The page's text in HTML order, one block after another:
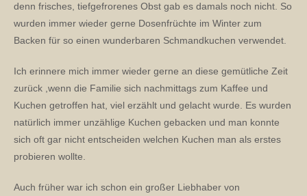
denn frisches, tiefgefrorenes Obst gab es damals noch nicht. So
wurden immer wieder gerne Dosenfrüchte im Winter zum
Backen für so einen wunderbaren Schmandkuchen verwendet.
Ich erinnere mich immer wieder gerne an diese gemütliche Zeit
zurück ,wenn die Familie sich nachmittags zum Kaffee und
Kuchen getroffen hat, viel erzählt und gelacht wurde. Es wurden
natürlich immer unzählige Kuchen gebacken und man konnte
sich oft gar nicht entscheiden welchen Kuchen man als erstes
probieren wollte.
Auch früher war ich schon ein großer Liebhaber von